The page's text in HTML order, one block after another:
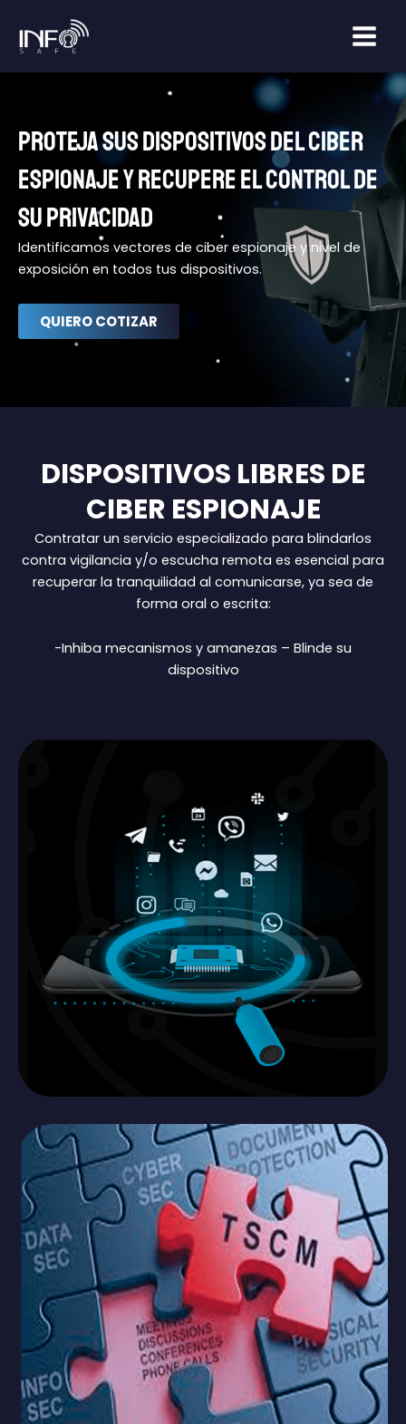
contenido
PROTEJA SUS DISPOSITIVOS DEL CIBER
ESPIONAJE Y RECUPERE EL CONTROL DE
SU PRIVACIDAD
Identificamos vectores de ciber espionaje y nivel de
exposición en todos tus dispositivos.
QUIERO COTIZAR
DISPOSITIVOS LIBRES DE
CIBER ESPIONAJE
Contratar un servicio especializado para blindarlos
contra vigilancia y/o escucha remota es esencial para
recuperar la tranquilidad al comunicarse, ya sea de
forma oral o escrita:
-Inhiba mecanismos y amanezas – Blinde su
dispositivo